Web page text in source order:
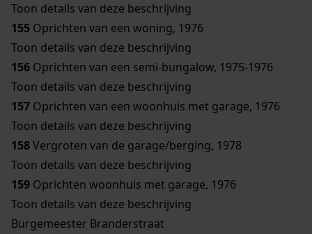
Toon details van deze beschrijving
155 Oprichten van een woning, 1976
Toon details van deze beschrijving
156 Oprichten van een semi-bungalow, 1975-1976
Toon details van deze beschrijving
157 Oprichten van een woonhuis met garage, 1976
Toon details van deze beschrijving
158Vergroten van de garage/berging, 1978
Toon details van deze beschrijving
159 Oprichten woonhuis met garage, 1976
Toon details van deze beschrijving
Burgemeester Branderstraat